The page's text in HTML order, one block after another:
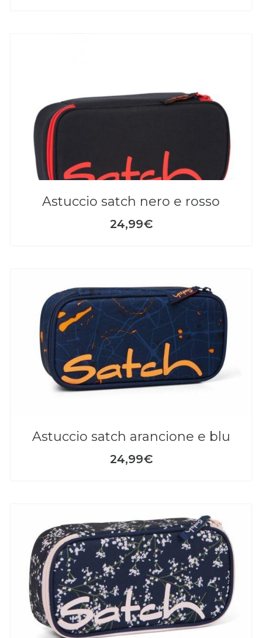
astuccio satch nero e rosso
24,99€
astuccio satch arancione e blu
24,99€